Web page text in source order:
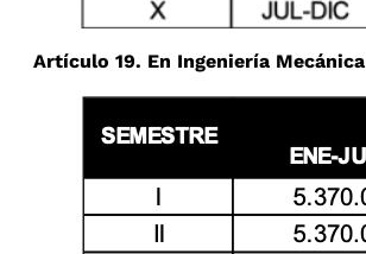
Artículo 19. En Ingeniería Mecánica